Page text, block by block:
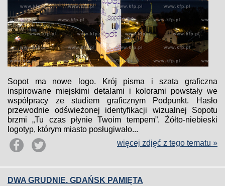
Sopot ma nowe logo. Krój pisma i szata graficzna
inspirowane miejskimi detalami i kolorami powstały we
współpracy ze studiem graficznym Podpunkt. Hasło
przewodnie odświeżonej identyfikacji wizualnej Sopotu
brzmi „Tu czas płynie Twoim tempem”. Żółto-niebieski
logotyp, którym miasto posługiwało...
więcej zdjęć z tego tematu »
DWA GRUDNIE. GDAŃSK PAMIĘTA